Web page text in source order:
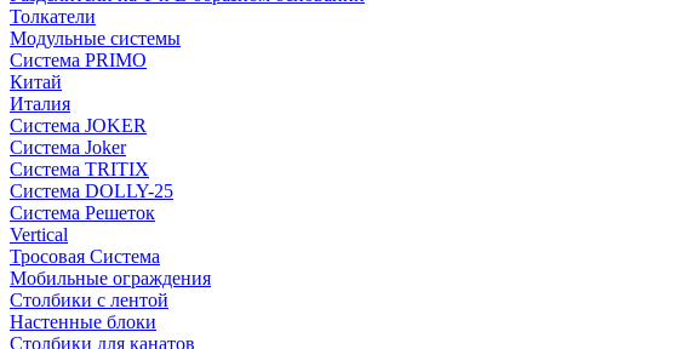
Толкатели
Модульные системы
Система PRIMO
Китай
Италия
Система JOKER
Система Joker
Система TRITIX
Система DOLLY-25
Система Решеток
Vertical
Тросовая Система
Мобильные ограждения
Столбики с лентой
Настенные блоки
Столбики для канатов